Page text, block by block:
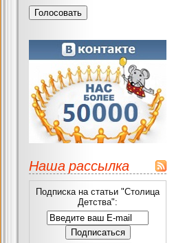
Наша рассылка
Подписка на статьи "Столица
Детства":